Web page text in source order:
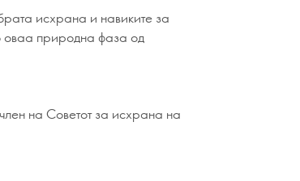
исхрана и навиките за
оваа природна фаза од
на Советот за исхрана на